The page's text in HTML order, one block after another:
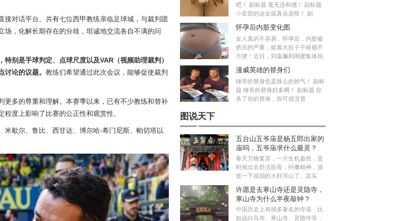
对话平台。共有七位西甲教练亲临足球城，与裁判团
，化解长期存在的分歧，坦诚地交流各自不满的问
别是手球判定、点球尺度以及VAR（视频助理裁判）
论的议题。 教练们希望通过此次会议，能够促使裁判
多的尊重和理解。本赛季以来，已有不少教练和替补
度上影响了比赛的公正性和观赏性。
歇尔、鲁比、西甘达、博尔哈-希门尼斯、帕切塔以
吧！ 副标题 毫无违和感！ 副标题
小卖部的这女孩真会选呀！ 副
怀孕后内脏变化图
女人真的不容易，怀孕后，内脏被
挤压的严重，挺着大肚子干啥都不
方便！近日，刘嘉姵和闺蜜集体拍
漫威英雄的替身们
锤哥的替身也是辣么的帅气！ 副标
题 锤哥的替身好多啊！ 副标题 你
杀了你的替身，你可就没替
图说天下
五台山五爷庙是杨五郎出家的
庙吗，五爷庙求什么最灵？
春天万物复苏，一片生机盎然，是
时候出去舒活筋骨，抖擞精神，游
览一下祖国的大好河山了。其实
许愿是去寒山寺还是灵隐寺，
寒山寺为什么半夜敲钟？
中国历史上有很多著名的寺庙，比
如说白马寺、寒山寺、灵隐寺等，